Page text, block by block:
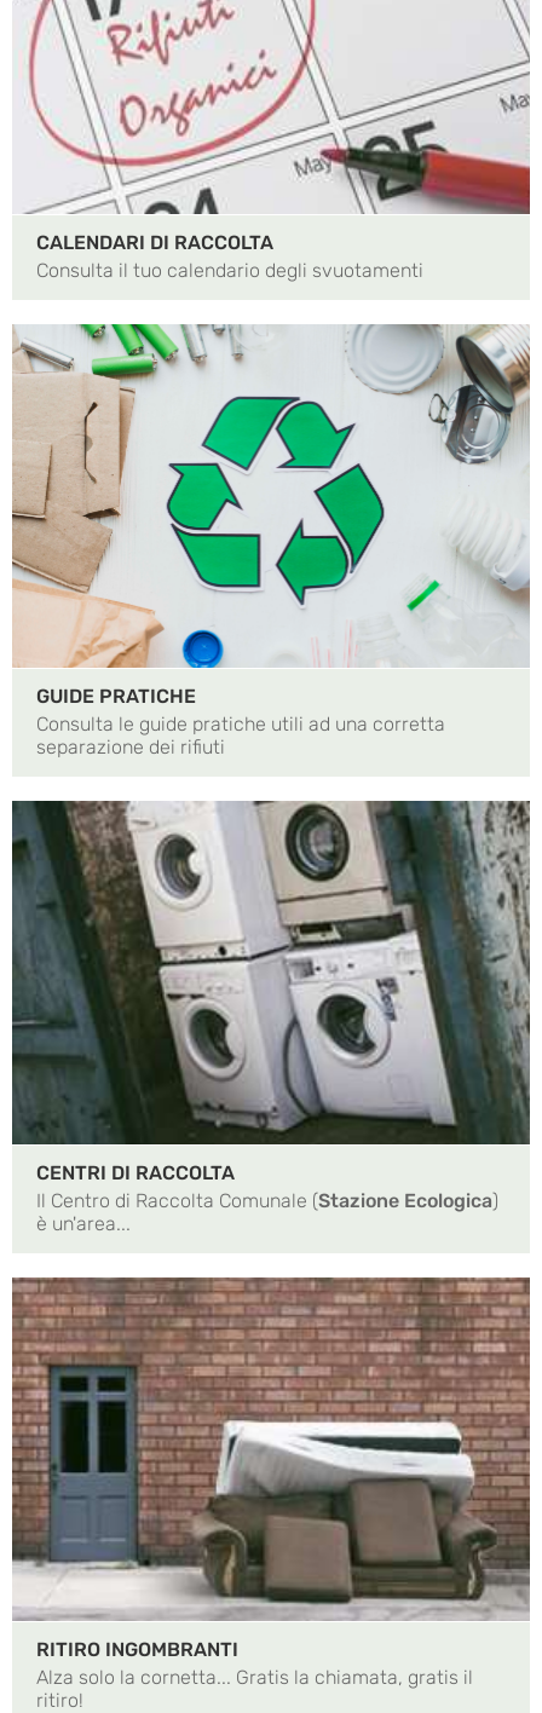
CALENDARI DI RACCOLTA
Consulta il tuo calendario degli svuotamenti
GUIDE PRATICHE
Consulta le guide pratiche utili ad una corretta
separazione dei rifiuti
CENTRI DI RACCOLTA
Il Centro di Raccolta Comunale (Stazione Ecologica)
è un'area...
RITIRO INGOMBRANTI
Alza solo la cornetta... Gratis la chiamata, gratis il
ritiro!